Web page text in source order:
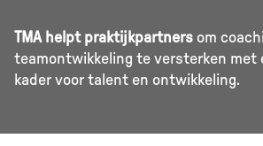
TMA helpt praktijkpartners om
teamontwikkeling te versterken met
kader voor talent en ontwikkeling.